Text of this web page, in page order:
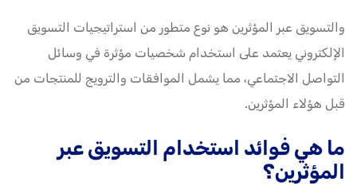
والتسويق عبر المؤثرين هو نوع متطور من استراتيجيات التسويق
الإلكتروني يعتمد على استخدام شخصيات مؤثرة في وسائل
التواصل الاجتماعي، مما يشمل الموافقات والترويج للمنتجات من
قبل هؤلاء المؤثرين.
ما هي فوائد استخدام التسويق عبر
المؤثرين؟